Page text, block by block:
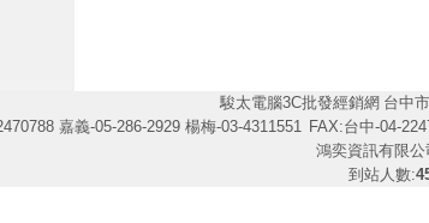
駿太電腦3C批發經銷網 台中
嘉義-05-286-2929 楊梅-03-4311551 FAX:台中-04-
鴻奕資訊有限公
到站人數: